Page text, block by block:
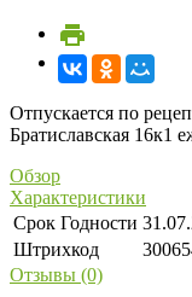
Отпускается по
Братиславская 16к1
Обзор
Характеристики
Срок Годности
Штрихкод
Отзывы (0)